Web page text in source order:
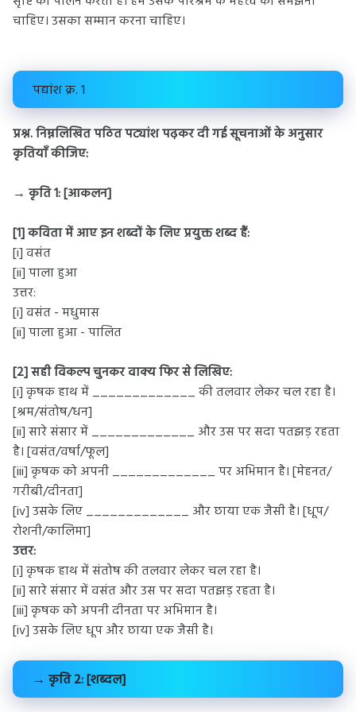
चाहिए। उसका सम्मान करना चाहिए।
पद्यांश क्र. 1
प्रश्न. निम्नलिखित पठित पट्यांश पढ़कर दी गई सूचनाओं के अनुसार
कृतियाँ कीजिए:
→ कृति 1: [आकलन]
[1] कविता में आए इन शब्दों के लिए प्रयुक्त शब्द हैं:
[i] वसंत
[ii] पाला हुआ
उत्तर:
[i] वसंत - मधुमास
[ii] पाला हुआ - पालित
[2] सही विकल्प चुनकर वाक्य फिर से लिखिए:
[i] कृषक हाथ में _____________ की तलवार लेकर चल रहा है।
[श्रम/संतोष/धन]
[ii] सारे संसार में _____________ और उस पर सदा पतझड़ रहता
है। [वसंत/वर्षा/फूल]
[iii] कृषक को अपनी _____________ पर अभिमान है। [मेहनत/
गरीबी/दीनता]
[iv] उसके लिए _____________ और छाया एक जैसी है। [धूप/
रोशनी/कालिमा]
उत्तर:
[i] कृषक हाथ में संतोष की तलवार लेकर चल रहा है।
[ii] सारे संसार में वसंत और उस पर सदा पतझड़ रहता है।
[iii] कृषक को अपनी दीनता पर अभिमान है।
[iv] उसके लिए धूप और छाया एक जैसी है।
→ कृति 2: [शब्दल]